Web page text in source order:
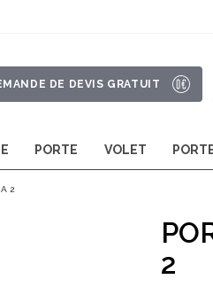
DE DEVIS GRATUIT
PORTE VOLET
2
2